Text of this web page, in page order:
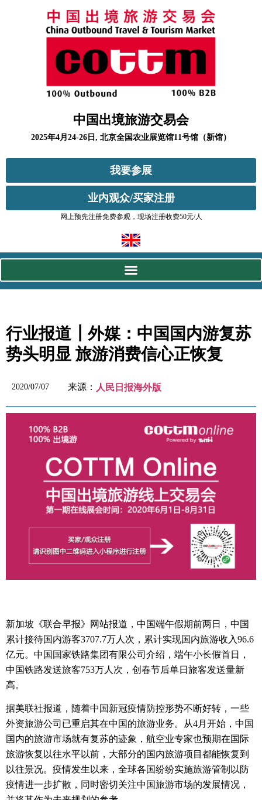
中国出境旅游交易会
2025年4月24-26日, 北京全国农业展览馆11号馆（新馆）
我要参展
业内观众/买家注册
网上预先注册免费参观，现场注册收费50元/人
行业报道┃外媒：中国国内游复苏
势头明显 旅游消费信心正恢复
2020/07/07 来源： 人民日报海外版
新加坡《联合早报》网站报道，中国端午假期前两日，中国
累计接待国内游客3707.7万人次，累计实现国内旅游收入96.6
亿元。 中国国家铁路集团有限公司介绍，端午小长假首日，
中国铁路发送旅客753万人次，创春节后单日旅客发送量新
高。
据美联社报道，随着中国新冠疫情防控形势不断好转，一些
外资旅游公司已重启其在中国的旅游业务。
从4月开始，中国
国内的旅游市场就有复苏的迹象，航空业专家也预期在国际
旅游恢复以往水平以前，大部分的国内旅游项目都能恢复到
以往景况。 疫情发生以来，全球各国纷纷实施旅游管制以防
疫情进一步扩散，同时密切关注中国旅游市场的发展情况，